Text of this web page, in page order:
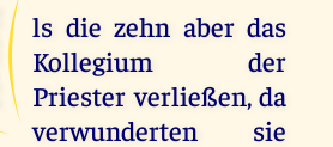
ls die zehn aber das
Kollegium der
Priester verließen, da
verwunderten sie